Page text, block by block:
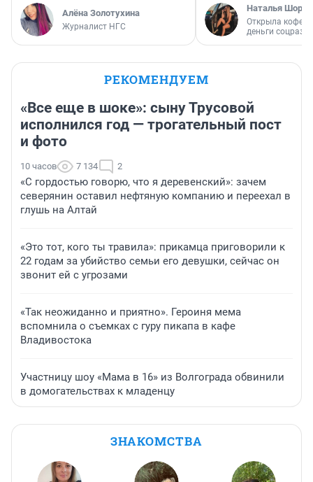
Алёна Золотухина
Журналист НГС
Наталья
Открыла
деньги
РЕКОМЕНДУЕМ
«Все еще в шоке»: сыну Трусовой
исполнился год — трогательный пост
и фото
10 часов 7 134 2
«С гордостью говорю, что я деревенский»: зачем
северянин оставил нефтяную компанию и переехал в
глушь на Алтай
«Это тот, кого ты травила»: прикамца приговорили к
22 годам за убийство семьи его девушки, сейчас он
звонит ей с угрозами
«Так неожиданно и приятно». Героиня мема
вспомнила о съемках с гуру пикапа в кафе
Владивостока
Участницу шоу «Мама в 16» из Волгограда обвинили
в домогательствах к младенцу
ЗНАКОМСТВА